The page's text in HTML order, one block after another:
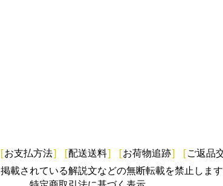
[お支払方法] [配送送料] [お荷物追跡] [ ご返品
載されている解説文などの無断転載を禁止します